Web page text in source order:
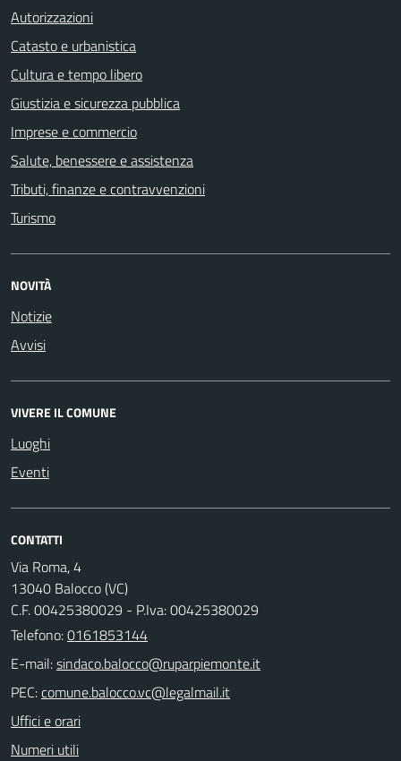
Autorizzazioni
Catasto e urbanistica
Cultura e tempo libero
Giustizia e sicurezza pubblica
Imprese e commercio
Salute, benessere e assistenza
Tributi, finanze e contravvenzioni
Turismo
NOVITÀ
Notizie
Avvisi
VIVERE IL COMUNE
Luoghi
Eventi
CONTATTI
Via Roma, 4
13040 Balocco (VC)
C.F. 00425380029 - P.Iva: 00425380029
Telefono:0161853144
E-mail:
PEC:
Uffici e orari
Numeri utili